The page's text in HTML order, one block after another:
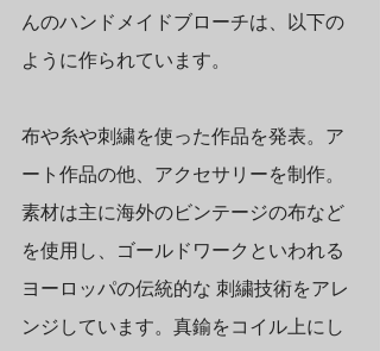
んのハンドメイドブローチは、以下の
ように作られています。
布や糸や刺繍を使った作品を発表。ア
ート作品の他、アクセサリーを制作。
素材は主に海外のビンテージの布など
を使用し、ゴールドワークといわれる
ヨーロッパの伝統的な 刺繍技術をアレ
ンジしています。真鍮をコイル上にし